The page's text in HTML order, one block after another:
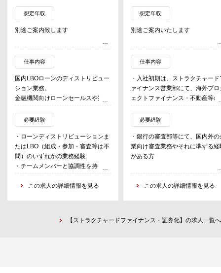
想定年収
別途ご案内致します
仕事内容
国内LBOローンのディストリビュー
ション業務。
金融機関向けローンセールスや案件
分析・シンジケーション戦略立案等
を担う担当者ポジション。
太宗はLBO案件だが一部MBO案件も
含む。
必要経験
・ローンディストリビューションま
たはLBO（組成・参加・審査等は不
問）のいずれかの業務経験
・チームメンバーと協調性を持って
コワークできるコミュニケーション
能力
この求人の詳細情報を見る
想定年収
別途ご案内いたします
仕事内容
・入社初期は、ストラクチャード
ァイナンス営業部にて、海外プロ
ェクトファイナンス・不動産等の
セットファイナンスへの投融資業
等をご担当いただきます。
・中長期的には、上記ストラクチ
ードファイナンス営業部の他、有
証券投資や企業融資等（海外含）
中心に、基本的に資産運用部門内
ただし、資産運用部門のみならず
必要経験
・銀行の審査部等にて、国内外の
業向け審査業務やそれに準ずる経
がある方
この求人の詳細情報を見る
【ストラクチャードファイナンス・証券化】の求人一覧へ